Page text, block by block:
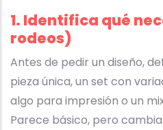
1. Identifica qué
rodeos)
Antes de pedir un diseño,
pieza única, un set con
algo para impresión o un
Parece básico, pero